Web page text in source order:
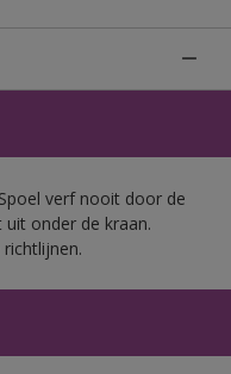
verf nooit door de
onder de kraan.